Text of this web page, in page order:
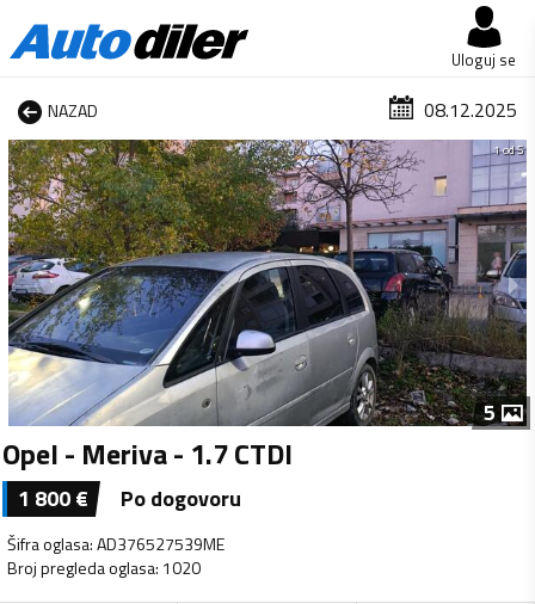
Uloguj se
NAZAD 08.12.2025
1 od 5
5
Opel - Meriva - 1.7 CTDI
1 800€ Po dogovoru
Šifra oglasa:AD376527539ME
Broj pregleda oglasa: 1020